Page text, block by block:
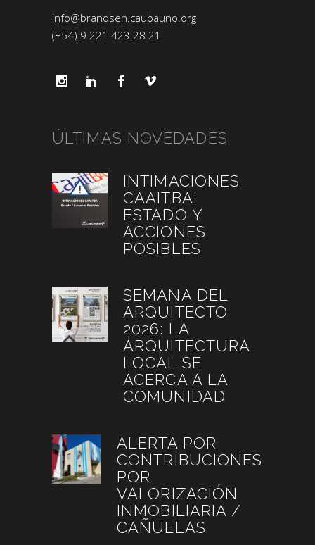
info@brandsen.caubauno.org
(+54) 9 221 423 28 21
ÚLTIMAS NOVEDADES
INTIMACIONES
CAAITBA:
ESTADO Y
ACCIONES
POSIBLES
SEMANA DEL
ARQUITECTO
2026: LA
ARQUITECTURA
LOCAL SE
ACERCA A LA
COMUNIDAD
ALERTA POR
CONTRIBUCIONES
POR
VALORIZACIÓN
INMOBILIARIA /
CAÑUELAS